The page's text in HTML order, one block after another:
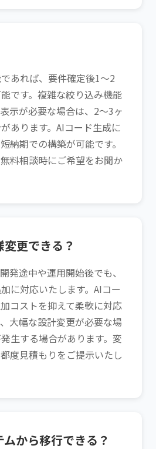
あれば、要件確定後1〜2
です。複雑な絞り込み機能
示が必要な場合は、2〜3ヶ
あります。AIコード生成に
納期での構築が可能です。
料相談時にご希望をお聞か
更できる？
発途中や運用開始後でも、
に対応いたします。AIコー
コストを抑えて柔軟に対応
大幅な設計変更が必要な場
生する場合があります。変
度見積もりをご提示いたし
から移行できる？